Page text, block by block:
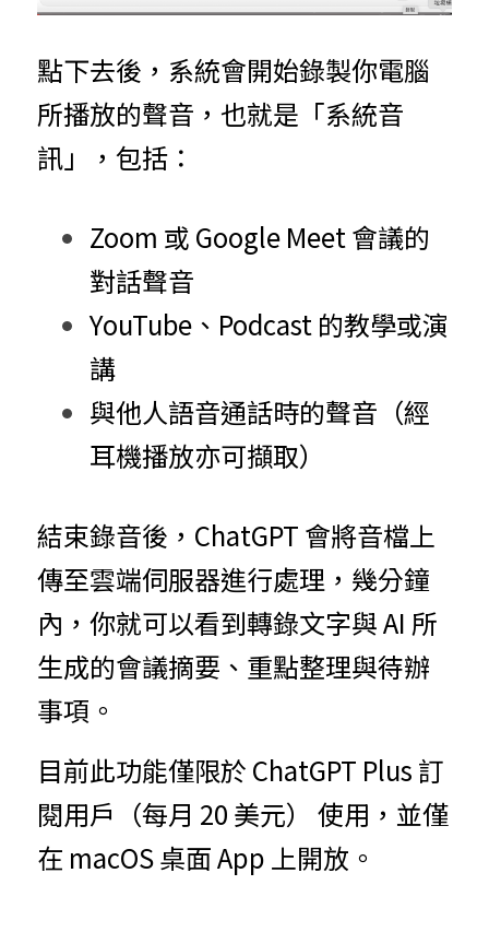
點下去後，系統會開始錄製你電腦
所播放的聲音，也就是「系統音
訊」，包括：
Zoom 或 Google Meet 會議的
對話聲音
YouTube、Podcast 的教學或演
講
與他人語音通話時的聲音（經
耳機播放亦可擷取）
結束錄音後，ChatGPT 會將音檔上
傳至雲端伺服器進行處理，幾分鐘
內，你就可以看到轉錄文字與 AI 所
生成的會議摘要、重點整理與待辦
事項。
目前此功能僅限於 ChatGPT Plus 訂
閱用戶（每月 20 美元） 使用，並僅
在 macOS 桌面 App 上開放。